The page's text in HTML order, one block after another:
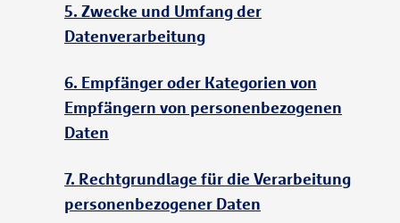
5. Zwecke und Umfang der
Datenverarbeitung
6. Empfänger oder Kategorien von
Empfängern von personenbezogenen
Daten
7. Rechtgrundlage für die Verarbeitung
personenbezogener Daten